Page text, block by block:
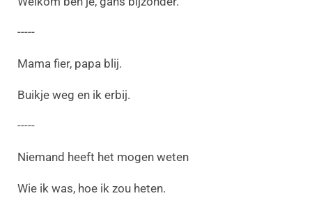
-----
Mama fier, papa blij.
Buikje weg en ik erbij.
-----
Niemand heeft het mogen weten
Wie ik was, hoe ik zou heten.